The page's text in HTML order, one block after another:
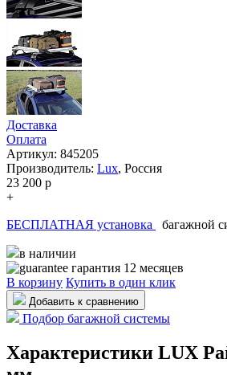
Доставка
Оплата
Артикул: 845205
Производитель: Lux, Россия
23 200 p
+
БЕСПЛАТНАЯ установка
багажной
в наличии
гарантия 12 месяцев
В корзину Купить в один клик
Добавить к сравнению
Подбор багажной системы
Характеристики LUX